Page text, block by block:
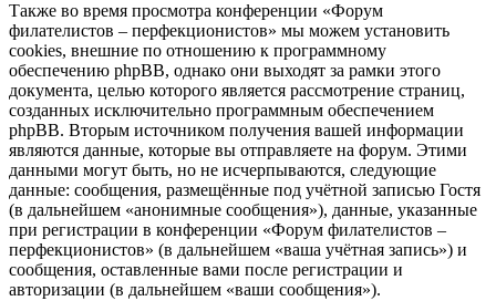
Также во время просмотра конференции «Форум
филателистов – перфекционистов» мы можем установить
cookies, внешние по отношению к программному
обеспечению phpBB, однако они выходят за рамки этого
документа, целью которого является рассмотрение страниц,
созданных исключительно программным обеспечением
phpBB. Вторым источником получения вашей информации
являются данные, которые вы отправляете на форум. Этими
данными могут быть, но не исчерпываются, следующие
данные: сообщения, размещённые под учётной записью Гостя
(в дальнейшем «анонимные сообщения»), данные, указанные
при регистрации в конференции «Форум филателистов –
перфекционистов» (в дальнейшем «ваша учётная запись») и
сообщения, оставленные вами после регистрации и
авторизации (в дальнейшем «ваши сообщения»).